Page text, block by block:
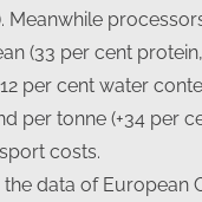
Meanwhile
(33 per cent
per cent water
per tonne (+34 per
costs.
data of European